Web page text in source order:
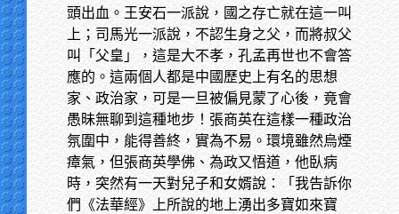
頭出血。王安石一派說，國之存亡就在這一叫
上；司馬光一派說，不認生身之父，而將叔父
叫「父皇」，這是大不孝，孔孟再世也不會答
應的。這兩個人都是中國歷史上有名的思想
家、政治家，可是一旦被偏見蒙了心後，竟會
愚昧無聊到這種地步！張商英在這樣一種政治
氛圍中，能得善終，實為不易。環境雖然烏煙
瘴氣，但張商英學佛、為政又悟道，他臥病
時，突然有一天對兒子和女婿說：「我告訴你
們《法華經》上所說的地上湧出多寶如來寶